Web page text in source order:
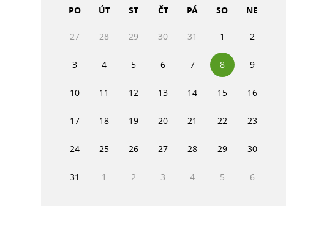
PO ÚT ST ČT PÁ SO NE
27 28 29 30 31 1 2
3 4 5 6 7 8 9
10 11 12 13 14 15 16
17 18 19 20 21 22 23
24 25 26 27 28 29 30
31 1 2 3 4 5 6